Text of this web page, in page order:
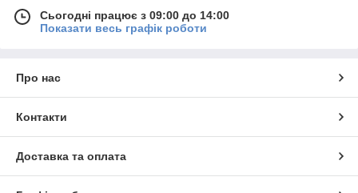
Сьогодні працює з 09:00 до 14:00
Показати весь графік роботи
Про нас
Контакти
Доставка та оплата